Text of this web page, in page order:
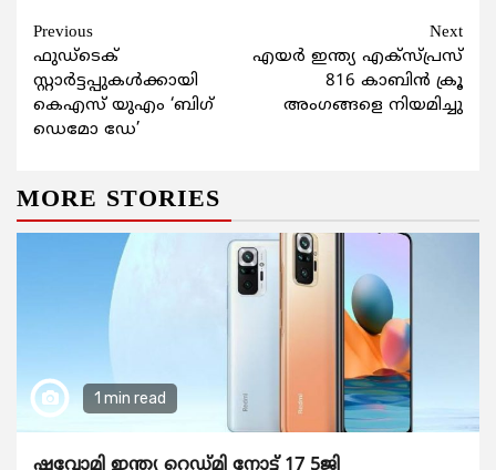
Continue
Reading
Previous
ഫുഡ്ടെക്
സ്റ്റാര്‍ട്ടപ്പുകള്‍ക്കായി
കെഎസ് യുഎം ‘ബിഗ്
ഡെമോ ഡേ’
Next
എയര്‍ ഇന്ത്യ എക്സ്പ്രസ്
816 കാബിന്‍ ക്രൂ
അംഗങ്ങളെ നിയമിച്ചു
MORE STORIES
1 min read